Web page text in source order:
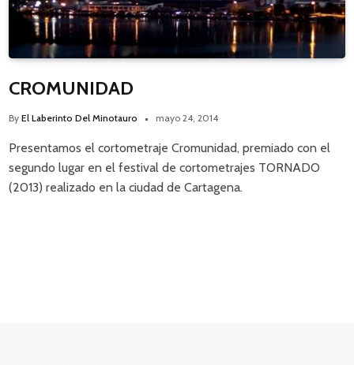
CROMUNIDAD
By El Laberinto Del Minotauro mayo 24, 2014
Presentamos el cortometraje Cromunidad, premiado con el
segundo lugar en el festival de cortometrajes TORNADO
(2013) realizado en la ciudad de Cartagena.